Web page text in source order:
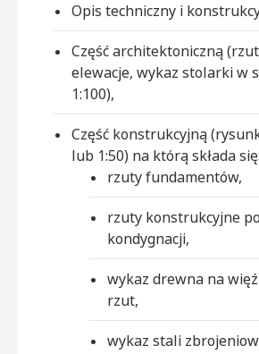
Opis techniczny i
Część architektoniczną
elewacje, wykaz stolarki w
1:100),
Część konstrukcyjną
lub 1:50) na którą składa się:
rzuty fundamentów,
rzuty konstrukcyjne
kondygnacji,
wykaz drewna na
rzut,
wykaz stali